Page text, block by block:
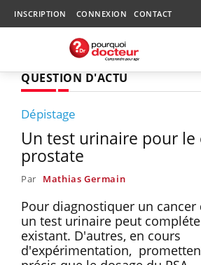
INSCRIPTION CONNEXION CONTACT
QUESTION D'ACTU
Dépistage
Un test urinaire pour le
prostate
Par Mathias Germain
Pour diagnostiquer un cancer
un test urinaire peut
existant. D'autres, en cours
d'expérimentation,